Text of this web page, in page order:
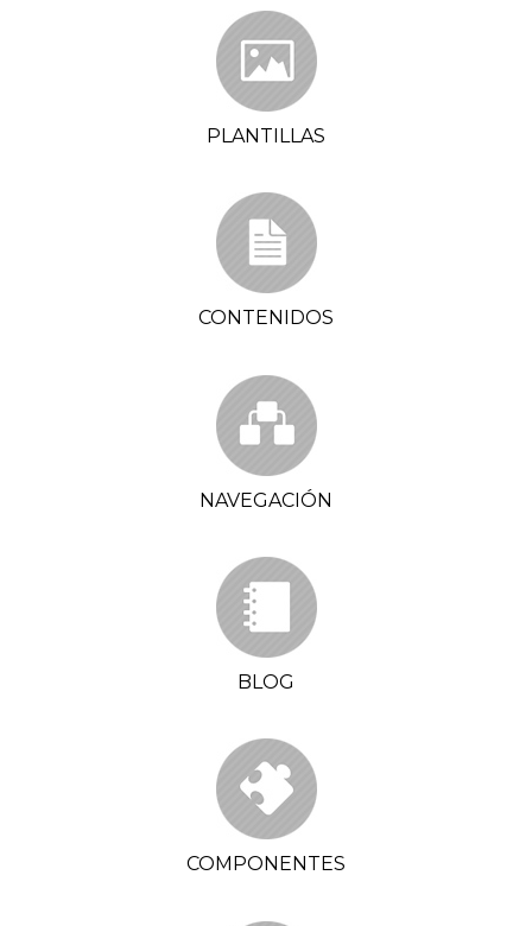
PLANTILLAS
CONTENIDOS
NAVEGACIÓN
BLOG
COMPONENTES